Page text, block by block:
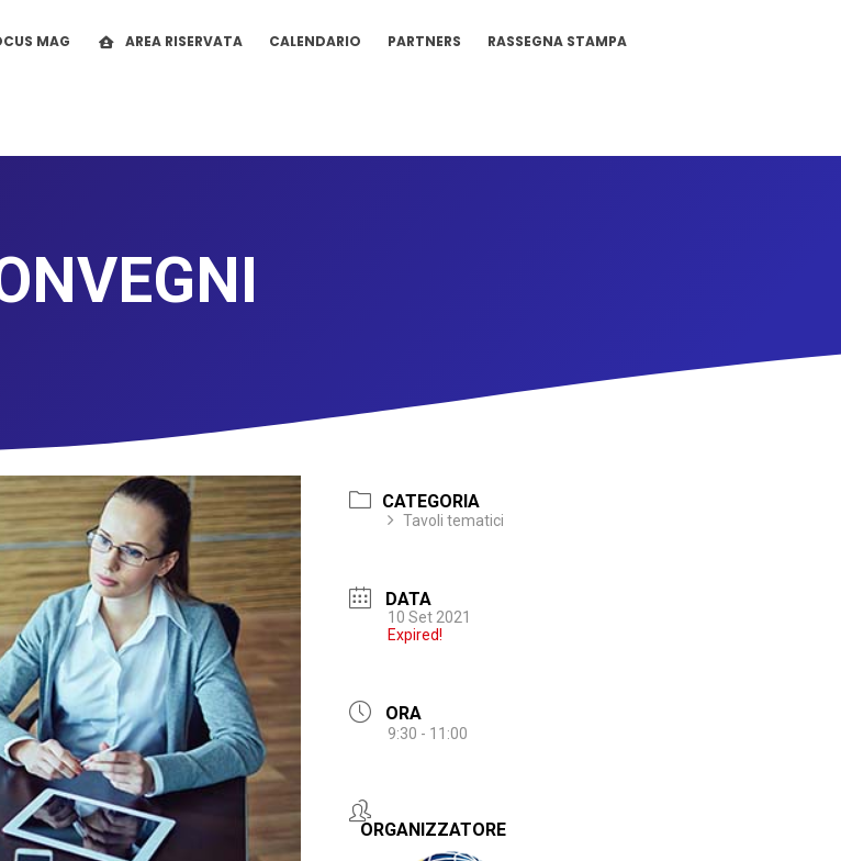
MAG AREA RISERVATA CALENDARIO PARTNERS RASSEGNA STAMPA
CATEGORIA
Tavoli tematici
DATA
10 Set 2021
Expired!
ORA
9:30 - 11:00
ORGANIZZATORE